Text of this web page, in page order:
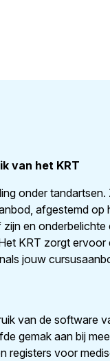
van het KRT
onder
afgestemd op
en
KRT zorgt
jouw
van de software
gemak aan bij
registers voor